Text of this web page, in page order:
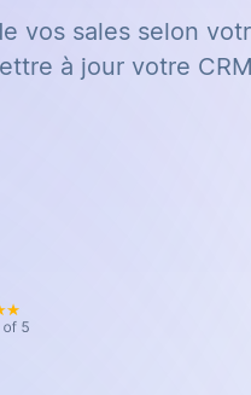
vos sales selon
à jour votre